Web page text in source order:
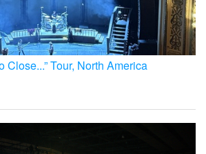
Close...” Tour, North America